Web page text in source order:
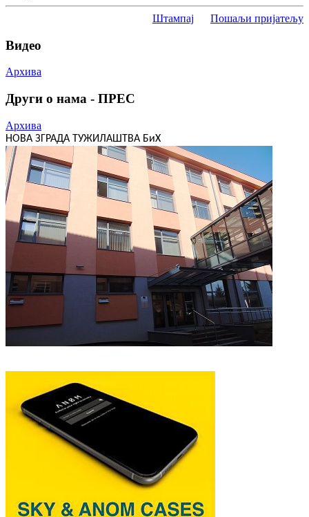
Штампај Пошаљи пријатељу
Видео
Архива
Други о нама - ПРЕС
Архива
НОВА ЗГРАДА ТУЖИЛАШТВА БиХ